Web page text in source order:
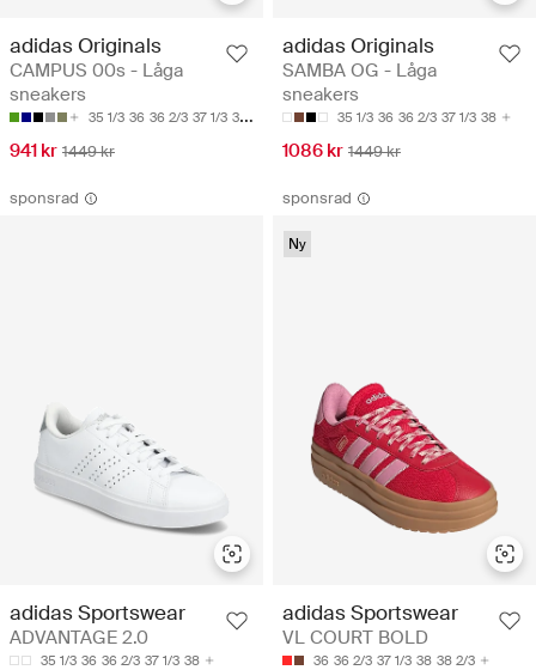
adidas Originals
CAMPUS 00s - Låga
sneakers
35 1/3 36 36 2/3 37 1/3 38
941 kr 1449 kr
adidas Originals
SAMBA OG - Låga
sneakers
35 1/3 36 36 2/3 37 1/3 38
1086 kr 1449 kr
sponsrad
adidas Sportswear
ADVANTAGE 2.0
35 1/3 36 36 2/3 37 1/3 38
sponsrad
Ny
adidas Sportswear
VL COURT BOLD
36 36 2/3 37 1/3 38 38 2/3